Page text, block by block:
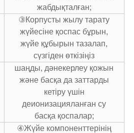
жабдықталған;
③Корпусты жылу тарату
жүйесіне қоспас бұрын,
жүйе құбырын тазалап,
сүзгіден өткізіңіз
шаңды, дәнекерлеу қожын
және басқа да заттарды
кетіру үшін
деионизацияланған су
басқа қоспалар;
④Жүйе компоненттерінің